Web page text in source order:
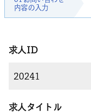
内容の入力
求人ID
求人タイトル